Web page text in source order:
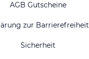
AGB Gutscheine
zur Barrierefreiheit
Sicherheit